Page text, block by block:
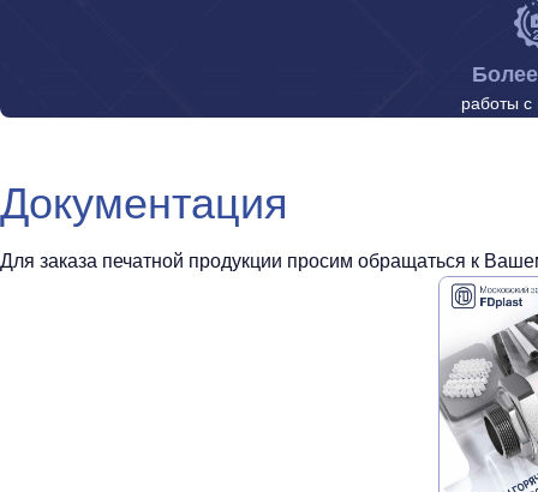
работы с
Документация
Для заказа печатной продукции просим обращаться к